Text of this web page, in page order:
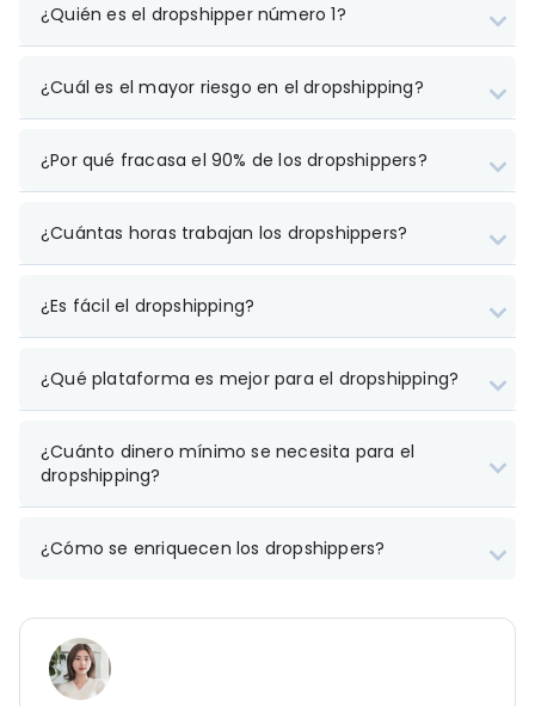
¿Quién es el dropshipper número 1?
¿Cuál es el mayor riesgo en el dropshipping?
¿Por qué fracasa el 90% de los dropshippers?
¿Cuántas horas trabajan los dropshippers?
¿Es fácil el dropshipping?
¿Qué plataforma es mejor para el dropshipping?
¿Cuánto dinero mínimo se necesita para el
dropshipping?
¿Cómo se enriquecen los dropshippers?